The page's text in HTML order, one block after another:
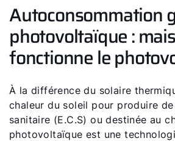
Autoconsommation
photovoltaïque :
fonctionne le
À la différence du solaire
chaleur du soleil pour produire
sanitaire (E.C.S) ou destinée au
photovoltaïque est une